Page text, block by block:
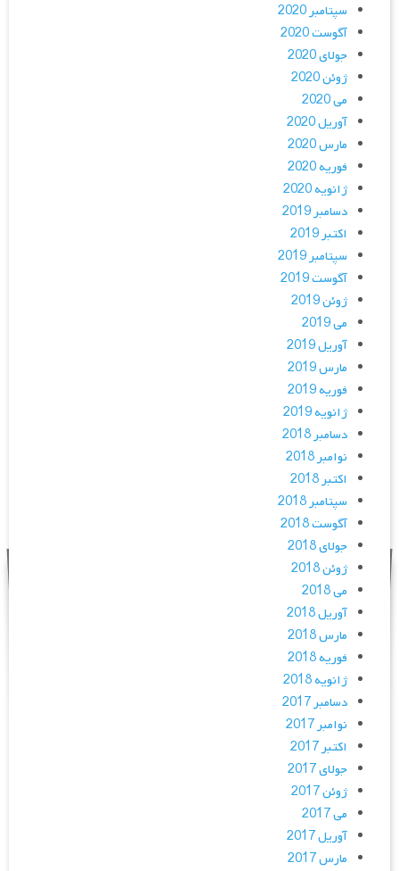
سپتامبر 2020
آگوست 2020
جولای 2020
ژوئن 2020
می 2020
آوریل 2020
مارس 2020
فوریه 2020
ژانویه 2020
دسامبر 2019
اکتبر 2019
سپتامبر 2019
آگوست 2019
ژوئن 2019
می 2019
آوریل 2019
مارس 2019
فوریه 2019
ژانویه 2019
دسامبر 2018
نوامبر 2018
اکتبر 2018
سپتامبر 2018
آگوست 2018
جولای 2018
ژوئن 2018
می 2018
آوریل 2018
مارس 2018
فوریه 2018
ژانویه 2018
دسامبر 2017
نوامبر 2017
اکتبر 2017
جولای 2017
ژوئن 2017
می 2017
آوریل 2017
مارس 2017